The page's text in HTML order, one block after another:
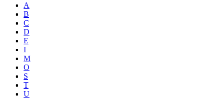
A
B
C
D
E
I
M
O
S
T
U